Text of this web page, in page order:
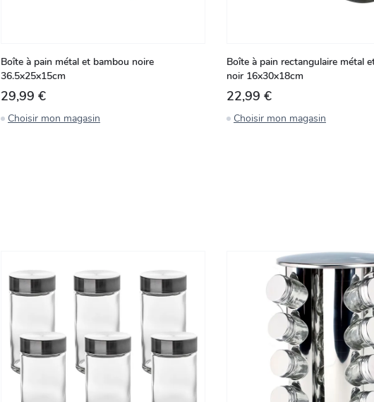
Boîte à pain métal et bambou noire
36.5x25x15cm
29,99 €
Choisir mon magasin
Boîte à pain rectangulaire métal
noir 16x30x18cm
22,99 €
Choisir mon magasin